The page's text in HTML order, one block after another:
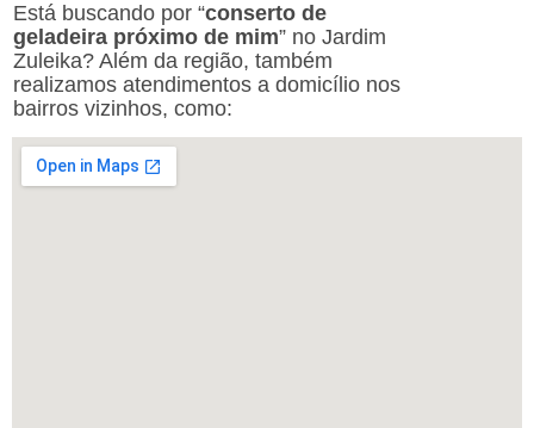
Está buscando por “conserto de
geladeira próximo de mim” no Jardim
Zuleika? Além da região, também
realizamos atendimentos a domicílio nos
bairros vizinhos, como: